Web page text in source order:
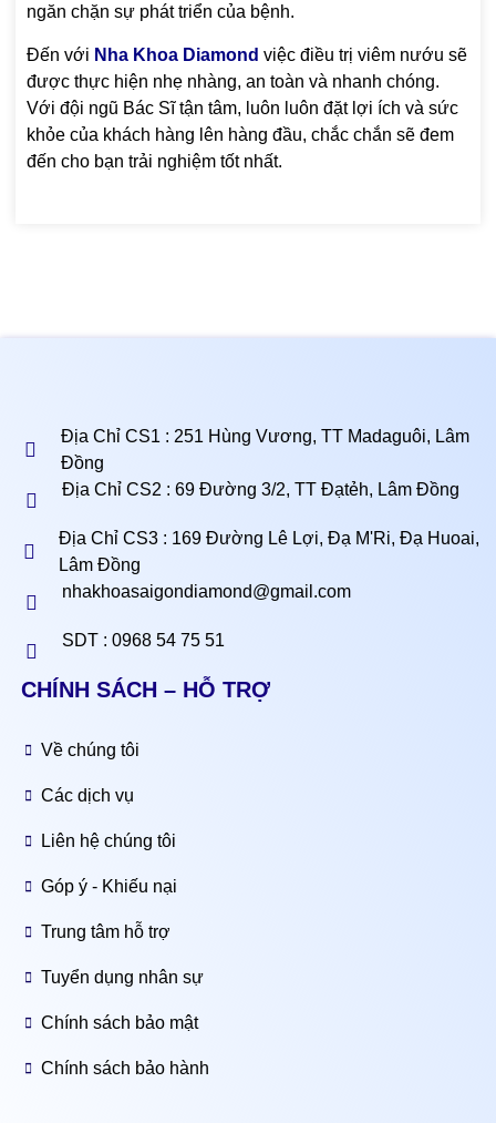
ngăn chặn sự phát triển của bệnh.
Đến với Nha Khoa Diamond việc điều trị viêm nướu sẽ
được thực hiện nhẹ nhàng, an toàn và nhanh chóng.
Với đội ngũ Bác Sĩ tận tâm, luôn luôn đặt lợi ích và sức
khỏe của khách hàng lên hàng đầu, chắc chắn sẽ đem
đến cho bạn trải nghiệm tốt nhất.
Địa Chỉ CS1 : 251 Hùng Vương, TT Madaguôi, Lâm
Đồng
Địa Chỉ CS2 : 69 Đường 3/2, TT Đạtẻh, Lâm Đồng
Địa Chỉ CS3 : 169 Đường Lê Lợi, Đạ M'Ri, Đạ Huoai,
Lâm Đồng
nhakhoasaigondiamond@gmail.com
SDT : 0968 54 75 51
CHÍNH SÁCH – HỖ TRỢ
Về chúng tôi
Các dịch vụ
Liên hệ chúng tôi
Góp ý - Khiếu nại
Trung tâm hỗ trợ
Tuyển dụng nhân sự
Chính sách bảo mật
Chính sách bảo hành